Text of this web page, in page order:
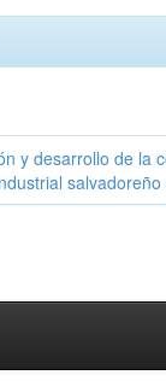
y desarrollo de la